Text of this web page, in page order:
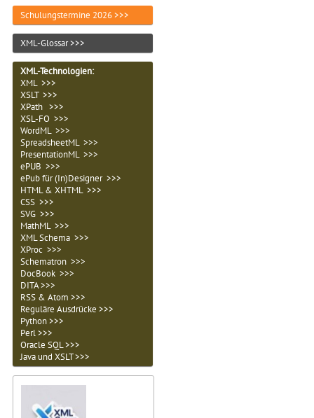
Schulungstermine 2026 >>>
XML-Glossar >>>
XML-Technologien:
XML >>>
XSLT >>>
XPath >>>
XSL-FO >>>
WordML >>>
SpreadsheetML >>>
PresentationML >>>
ePUB >>>
ePub für (In)Designer >>>
HTML & XHTML >>>
CSS >>>
SVG >>>
MathML >>>
XML Schema >>>
XProc >>>
Schematron >>>
DocBook >>>
DITA >>>
RSS & Atom >>>
Reguläre Ausdrücke >>>
Python >>>
Perl >>>
Oracle SQL >>>
Java und XSLT >>>